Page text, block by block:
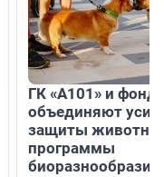
ГК «А101» и фонд
объединяют
защиты
программы
биоразнообразия